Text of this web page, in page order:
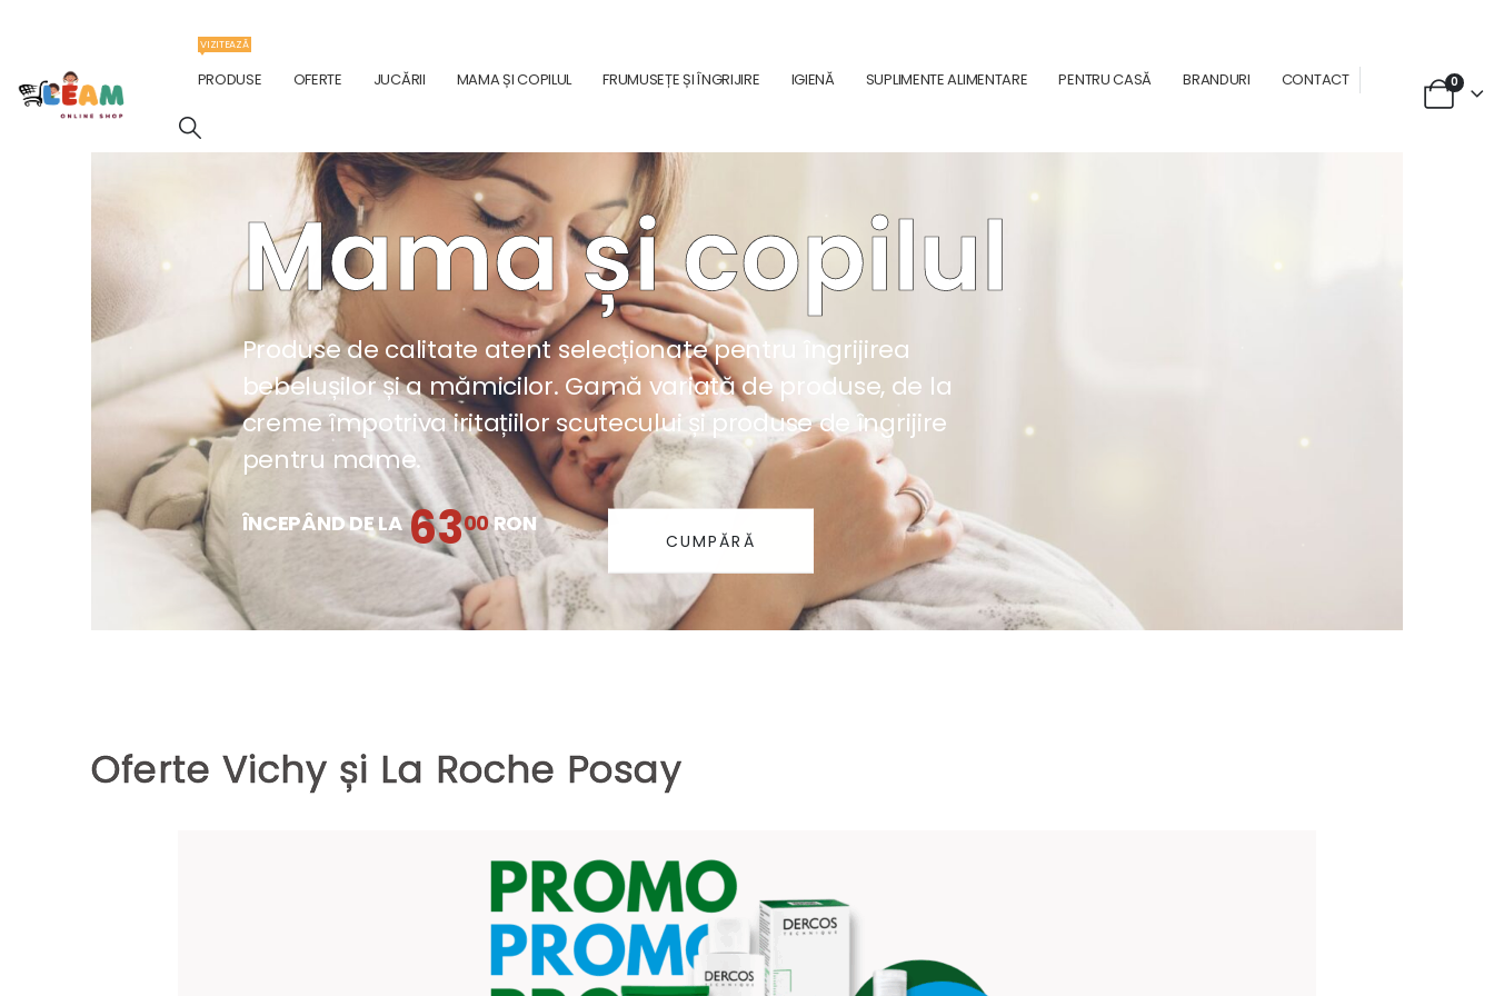
PRODUSE
VIZITEAZĂ
OFERTE JUCĂRII MAMA ȘI COPILUL FRUMUSEȚE ȘI ÎNGRIJIRE IGIENĂ SUPLIMENTE ALIMENTARE PENTRU CASĂ BRANDURI CONTACT 0
Mama și copilul
Produse de calitate atent selecționate pentru îngrijirea
bebelușilor și a mămicilor. Gamă variată de produse, de la
creme împotriva iritațiilor scutecului și produse de îngrijire
pentru mame.
ÎNCEPÂND DE LA 6300RON
CUMPĂRĂ
Oferte Vichy și La Roche Posay